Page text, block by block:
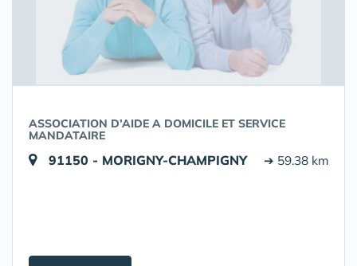
ASSOCIATION D’AIDE A DOMICILE ET SERVICE
MANDATAIRE
91150 - MORIGNY-CHAMPIGNY ➔ 59.38 km